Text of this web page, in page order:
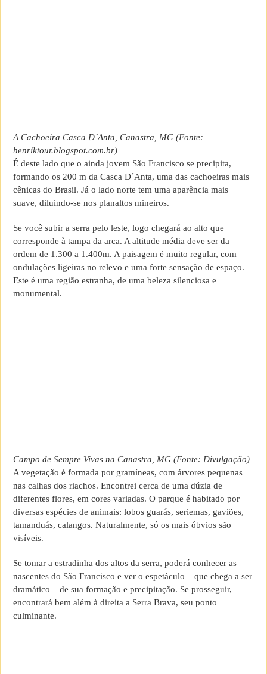
A Cachoeira Casca D´Anta, Canastra, MG (Fonte:
henriktour.blogspot.com.br)
É deste lado que o ainda jovem São Francisco se precipita,
formando os 200 m da Casca D´Anta, uma das cachoeiras mais
cênicas do Brasil. Já o lado norte tem uma aparência mais
suave, diluindo-se nos planaltos mineiros.
Se você subir a serra pelo leste, logo chegará ao alto que
corresponde à tampa da arca. A altitude média deve ser da
ordem de 1.300 a 1.400m. A paisagem é muito regular, com
ondulações ligeiras no relevo e uma forte sensação de espaço.
Este é uma região estranha, de uma beleza silenciosa e
monumental.
Campo de Sempre Vivas na Canastra, MG (Fonte: Divulgação)
A vegetação é formada por gramíneas, com árvores pequenas
nas calhas dos riachos. Encontrei cerca de uma dúzia de
diferentes flores, em cores variadas. O parque é habitado por
diversas espécies de animais: lobos guarás, seriemas, gaviões,
tamanduás, calangos. Naturalmente, só os mais óbvios são
visíveis.
Se tomar a estradinha dos altos da serra, poderá conhecer as
nascentes do São Francisco e ver o espetáculo – que chega a ser
dramático – de sua formação e precipitação. Se prosseguir,
encontrará bem além à direita a Serra Brava, seu ponto
culminante.